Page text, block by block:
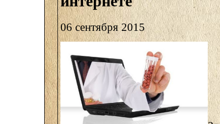
06 сентября 2015